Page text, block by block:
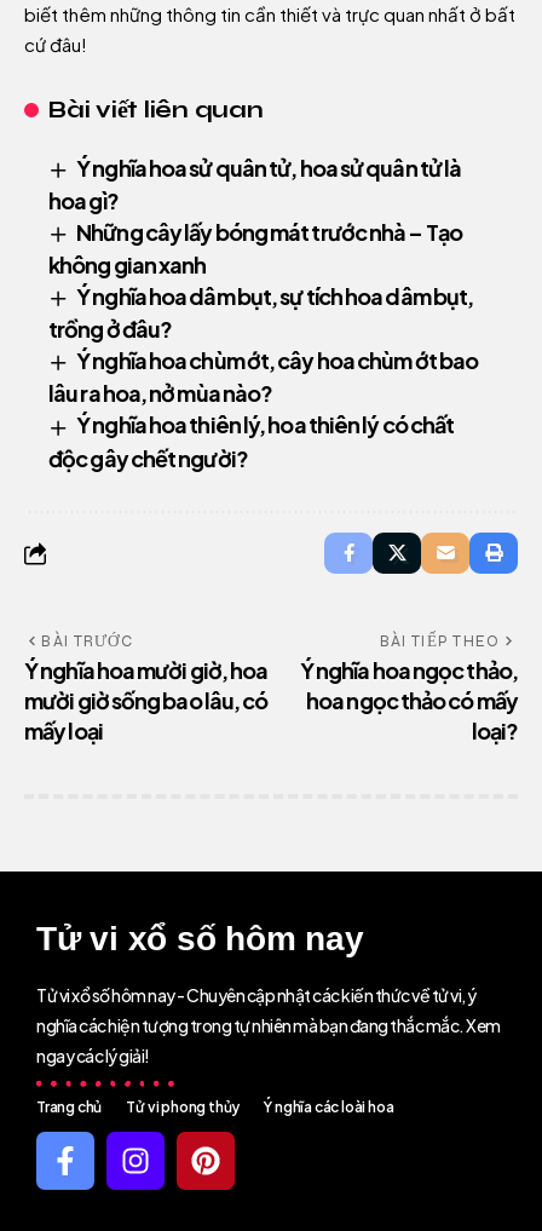
biết thêm những thông tin cần thiết và trực quan nhất ở bất
cứ đâu!
Bài viết liên quan
Ý nghĩa hoa sử quân tử, hoa sử quân tử là
hoa gì?
Những cây lấy bóng mát trước nhà – Tạo
không gian xanh
Ý nghĩa hoa dâm bụt, sự tích hoa dâm bụt,
trồng ở đâu?
Ý nghĩa hoa chùm ớt, cây hoa chùm ớt bao
lâu ra hoa, nở mùa nào?
Ý nghĩa hoa thiên lý, hoa thiên lý có chất
độc gây chết người?
BÀI TRƯỚC
Ý nghĩa hoa mười giờ, hoa
mười giờ sống bao lâu, có
mấy loại
BÀI TIẾP THEO
Ý nghĩa hoa ngọc thảo,
hoa ngọc thảo có mấy
loại?
Tử vi xổ số hôm nay
Tử vi xổ số hôm nay - Chuyên cập nhật các kiến thức về tử vi, ý
nghĩa các hiện tượng trong tự nhiên mà bạn đang thắc mắc. Xem
ngay các lý giải!
Trang chủ Tử vi phong thủy Ý nghĩa các loài hoa